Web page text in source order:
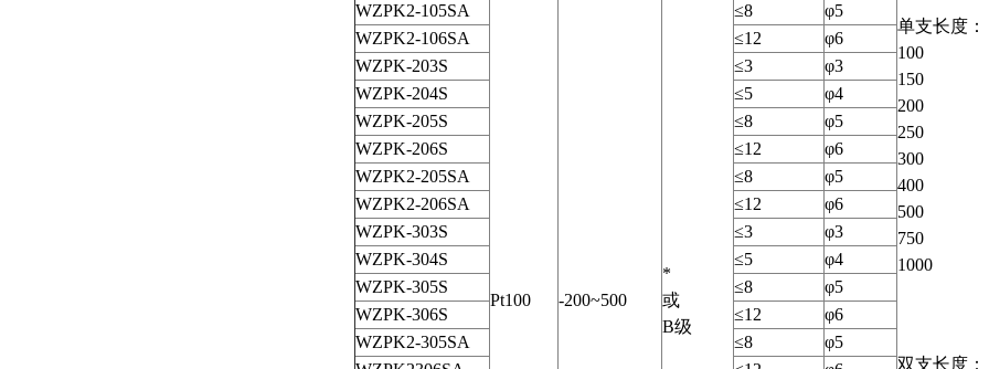
Pt100 -200~500
*
或
B级
单支长度：
100
150
200
250
300
400
500
750
1000
双支长度：
WZPK2-105SA
≤8
φ5
WZPK2-106SA
≤12
φ6
WZPK-203S
≤3 φ3
WZPK-204S ≤5
φ4
WZPK-205S
≤8
φ5
WZPK-206S
≤12
φ6
WZPK2-205SA
≤8
φ5
WZPK2-206SA
≤12
φ6
WZPK-303S
≤3 φ3
WZPK-304S ≤5
φ4
WZPK-305S
≤8
φ5
WZPK-306S
≤12
φ6
WZPK2-305SA
≤8
φ5